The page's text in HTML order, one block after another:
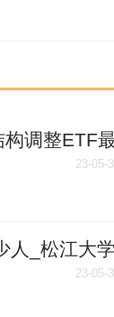
调整ETF
23-05-
人_松江大学
23-05-